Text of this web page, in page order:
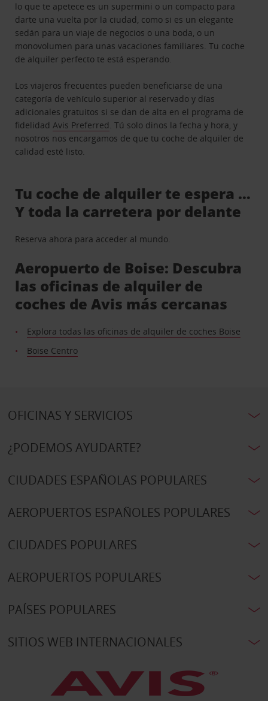
lo que te apetece es un supermini o un compacto para
darte una vuelta por la ciudad, como si es un elegante
sedán para un viaje de negocios o una boda, o un
monovolumen para unas vacaciones familiares. Tu coche
de alquiler perfecto te está esperando.
Los viajeros frecuentes pueden beneficiarse de una
categoría de vehículo superior al reservado y días
adicionales gratuitos si se dan de alta en el programa de
fidelidadAvis Preferred. Tú solo dinos la fecha y hora, y
nosotros nos encargamos de que tu coche de alquiler de
calidad esté listo.
Tu coche de alquiler te espera …
Y toda la carretera por delante
Reserva ahora para acceder al mundo.
Aeropuerto de Boise: Descubra
las oficinas de alquiler de
coches de Avis más cercanas
Explora todas las oficinas de alquiler de coches Boise
Boise Centro
OFICINAS Y SERVICIOS
¿PODEMOS AYUDARTE?
CIUDADES ESPAÑOLAS POPULARES
AEROPUERTOS ESPAÑOLES POPULARES
CIUDADES POPULARES
AEROPUERTOS POPULARES
PAÍSES POPULARES
SITIOS WEB INTERNACIONALES